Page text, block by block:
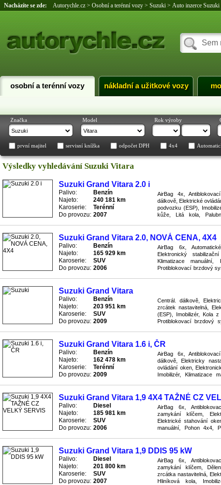
Nacházíte se zde: Autorychle.cz > Osobní a terénní vozy > Suzuki > Auto inzerce Suzuki
osobní a terénní vozy nákladní a užitkové vozy
Značka Model Rok výroby
první majitel servisní knížka odpočet DPH 4x4
Výsledky vyhledávání Suzuki Vitara
Suzuki Grand Vitara 2.0 i
Palivo:
Benzín
Najeto:
240 181 km
Karoserie:
Terénní
Do provozu: 2007
AirBag 4x,
dálkově, Elektrické
podvozku (ESP),
kůže, Litá kola,
Suzuki Grand Vitara 2.0, NOVÁ CENA, 4X4
Palivo:
Benzín
Najeto:
165 929 km
Karoserie:
SUV
Do provozu: 2006
AirBag 6x,
Elektronický
Klimatizace
Protiblokovací brzdový
Suzuki Grand Vitara
Palivo:
Benzín
Najeto:
203 951 km
Karoserie:
SUV
Do provozu: 2009
Centrál. dálkově,
zrcátek nastavitelná,
(ESP), Imobilizér, Kola
Protiblokovací brzdový
Suzuki Grand Vitara 1.6 i, ČR
Palivo:
Benzín
Najeto:
162 478 km
Karoserie:
Terénní
Do provozu: 2009
AirBag 6x,
dálkově, Elektricky
ovládání oken,
Imobilizér, Klimatizace
Suzuki Grand Vitara 1,9 4X4 TAŽNÉ CZ
Palivo:
Diesel
Najeto:
185 981 km
Karoserie:
SUV
Do provozu: 2006
AirBag 6x,
zamykání klíčem,
Elektrické stahování
manuální, Pohon 4x4,
Suzuki Grand Vitara 1,9 DDIS 95 kW
Palivo:
Diesel
Najeto:
201 800 km
Karoserie:
SUV
Do provozu: 2007
AirBag 6x,
zamykání klíčem,
zrcátka nastavitelná,
Hliníková kola,